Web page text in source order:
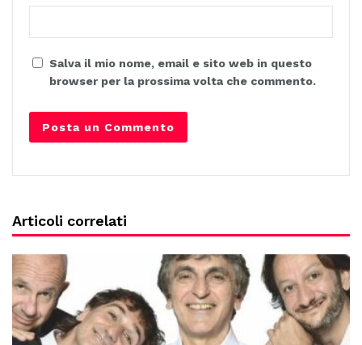
Salva il mio nome, email e sito web in questo
browser per la prossima volta che commento.
Articoli correlati